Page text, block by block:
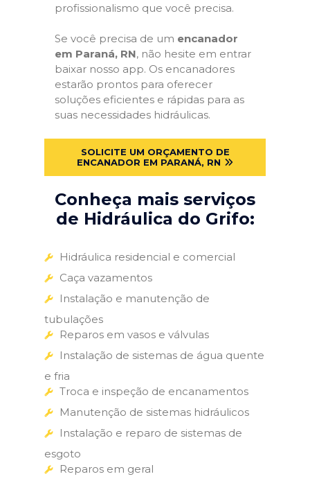
profissionalismo que você precisa.
Se você precisa de um encanador
em Paraná, RN, não hesite em entrar
baixar nosso app. Os encanadores
estarão prontos para oferecer
soluções eficientes e rápidas para as
suas necessidades hidráulicas.
SOLICITE UM ORÇAMENTO DE
ENCANADOR EM PARANÁ, RN
Conheça mais serviços
de Hidráulica do Grifo:
Hidráulica residencial e comercial
Caça vazamentos
Instalação e manutenção de
tubulações
Reparos em vasos e válvulas
Instalação de sistemas de água quente
e fria
Troca e inspeção de encanamentos
Manutenção de sistemas hidráulicos
Instalação e reparo de sistemas de
esgoto
Reparos em geral